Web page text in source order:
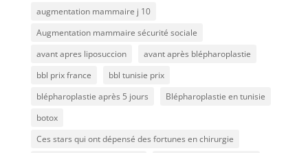
augmentation mammaire j 10
Augmentation mammaire sécurité sociale
avant apres liposuccion
avant après blépharoplastie
bbl prix france
bbl tunisie prix
blépharoplastie après 5 jours
Blépharoplastie en tunisie
botox
Ces stars qui ont dépensé des fortunes en chirurgie